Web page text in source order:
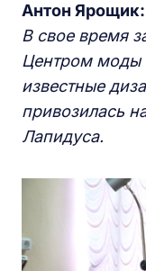
Антон Ярощик:
В свое время
Центром моды
известные
привозилась
Лапидуса.